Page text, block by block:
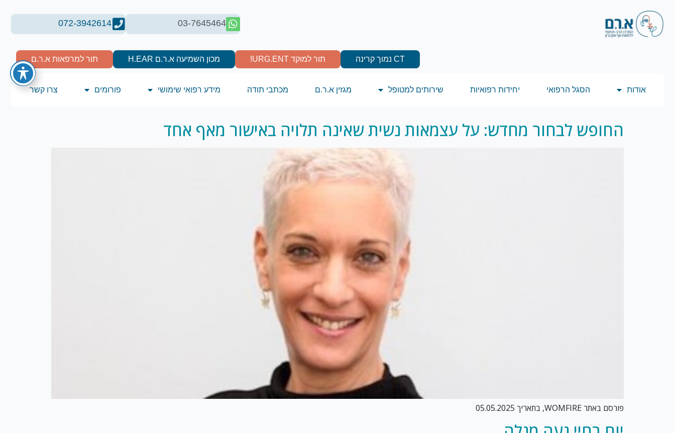
03-7645464
072-3942614
תור למרפאות א.ר.ם מכון השמיעה א.ר.ם H.EAR תור למוקד URG.ENT! CT נמוך קרינה
אודות הסגל הרפואי יחידות רפואיות שירותים למטופל מגזין א.ר.ם מכתבי תודה מידע רפואי שימושי פורומים צרו קשר
החופש לבחור מחדש: על עצמאות נשית שאינה תלויה באישור מאף אחד
פורסם באתר WOMFIRE, בתאריך 05.05.2025